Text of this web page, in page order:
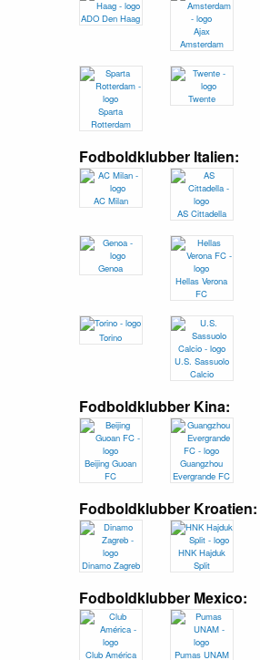
ADO Den Haag
Ajax
Amsterdam
Sparta
Rotterdam
Twente
Fodboldklubber Italien:
AC Milan
AS Cittadella
Genoa
Hellas Verona
FC
Torino
U.S. Sassuolo
Calcio
Fodboldklubber Kina:
Beijing Guoan
FC
Guangzhou
Evergrande FC
Fodboldklubber Kroatien:
Dinamo Zagreb
HNK Hajduk
Split
Fodboldklubber Mexico:
Club América Pumas UNAM